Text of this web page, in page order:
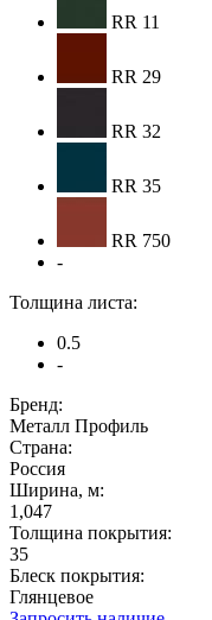
RR 11
RR 29
RR 32
RR 35
RR 750
-
Толщина листа:
0.5
-
Бренд:
Металл Профиль
Страна:
Россия
Ширина, м:
1,047
Толщина покрытия:
35
Блеск покрытия:
Глянцевое